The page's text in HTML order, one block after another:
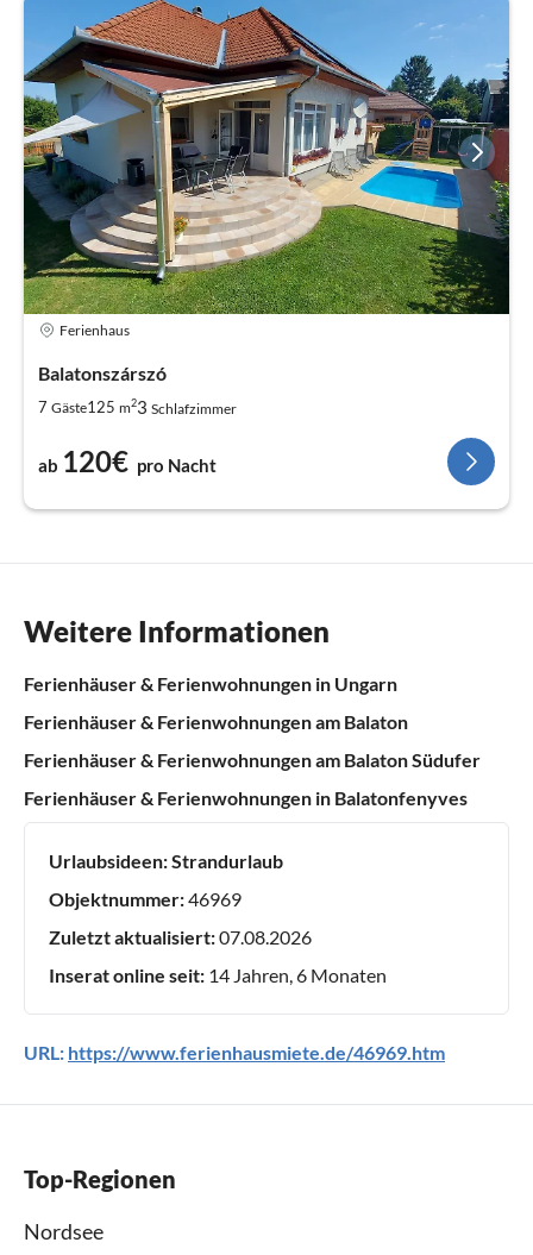
Ferienhaus
Balatonszárszó
7 Gäste125 m23 Schlafzimmer
ab 120€ pro Nacht
Weitere Informationen
Ferienhäuser & Ferienwohnungen in Ungarn
Ferienhäuser & Ferienwohnungen am Balaton
Ferienhäuser & Ferienwohnungen am Balaton Südufer
Ferienhäuser & Ferienwohnungen in Balatonfenyves
Urlaubsideen:Strandurlaub
Objektnummer:46969
Zuletzt aktualisiert:07.08.2026
Inserat online seit: 14 Jahren, 6 Monaten
URL: https://www.ferienhausmiete.de/46969.htm
Top-Regionen
Nordsee